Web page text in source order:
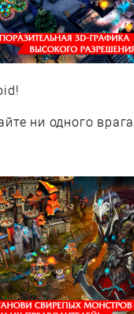
ни одного